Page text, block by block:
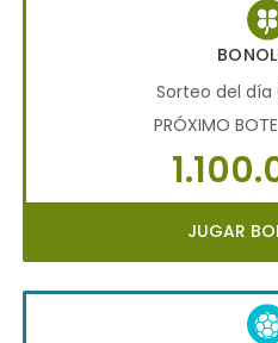
Sorteo del
PRÓXIMO
JUGAR